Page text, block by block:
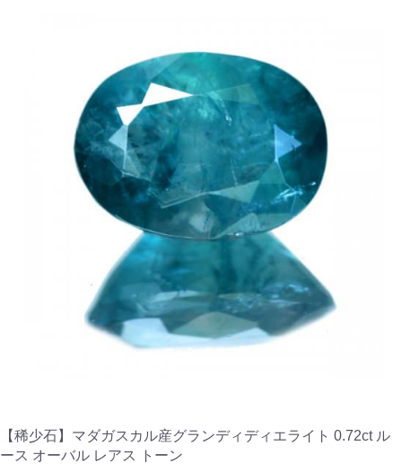
【稀少石】マダガスカル産グランディディエライト 0.72ct ル
ース オーバル レアス トーン